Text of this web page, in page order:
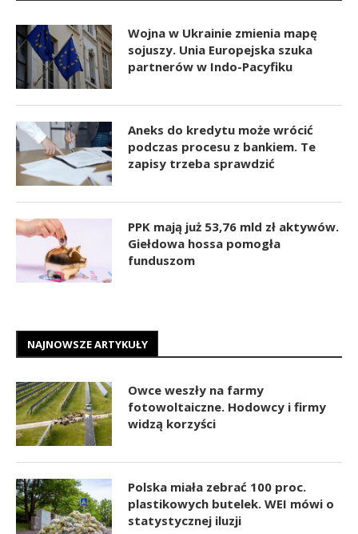
Wojna w Ukrainie zmienia mapę
sojuszy. Unia Europejska szuka
partnerów w Indo-Pacyfiku
Aneks do kredytu może wrócić
podczas procesu z bankiem. Te
zapisy trzeba sprawdzić
PPK mają już 53,76 mld zł aktywów.
Giełdowa hossa pomogła
funduszom
NAJNOWSZE ARTYKUŁY
Owce weszły na farmy
fotowoltaiczne. Hodowcy i firmy
widzą korzyści
Polska miała zebrać 100 proc.
plastikowych butelek. WEI mówi o
statystycznej iluzji